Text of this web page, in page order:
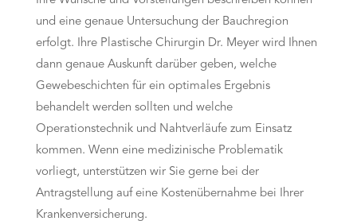
und eine genaue Untersuchung der Bauchregion
erfolgt. Ihre Plastische Chirurgin Dr. Meyer wird Ihnen
dann genaue Auskunft darüber geben, welche
Gewebeschichten für ein optimales Ergebnis
behandelt werden sollten und welche
Operationstechnik und Nahtverläufe zum Einsatz
kommen. Wenn eine medizinische Problematik
vorliegt, unterstützen wir Sie gerne bei der
Antragstellung auf eine Kostenübernahme bei Ihrer
Krankenversicherung.